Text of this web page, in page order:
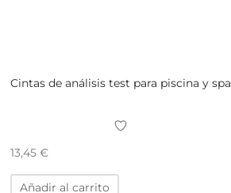
Cintas de análisis test para piscina y spa
13,45 €
Añadir al carrito